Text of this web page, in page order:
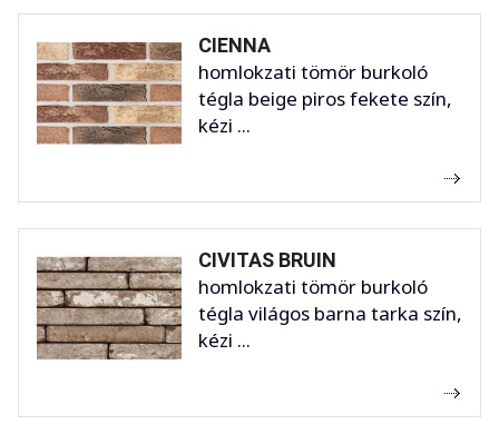
CIENNA
homlokzati tömör burkoló
tégla beige piros fekete szín,
kézi ...
CIVITAS BRUIN
homlokzati tömör burkoló
tégla világos barna tarka szín,
kézi ...